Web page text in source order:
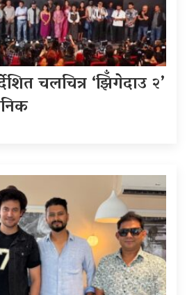
चलचित्र ‘झिँगेदाउ २’